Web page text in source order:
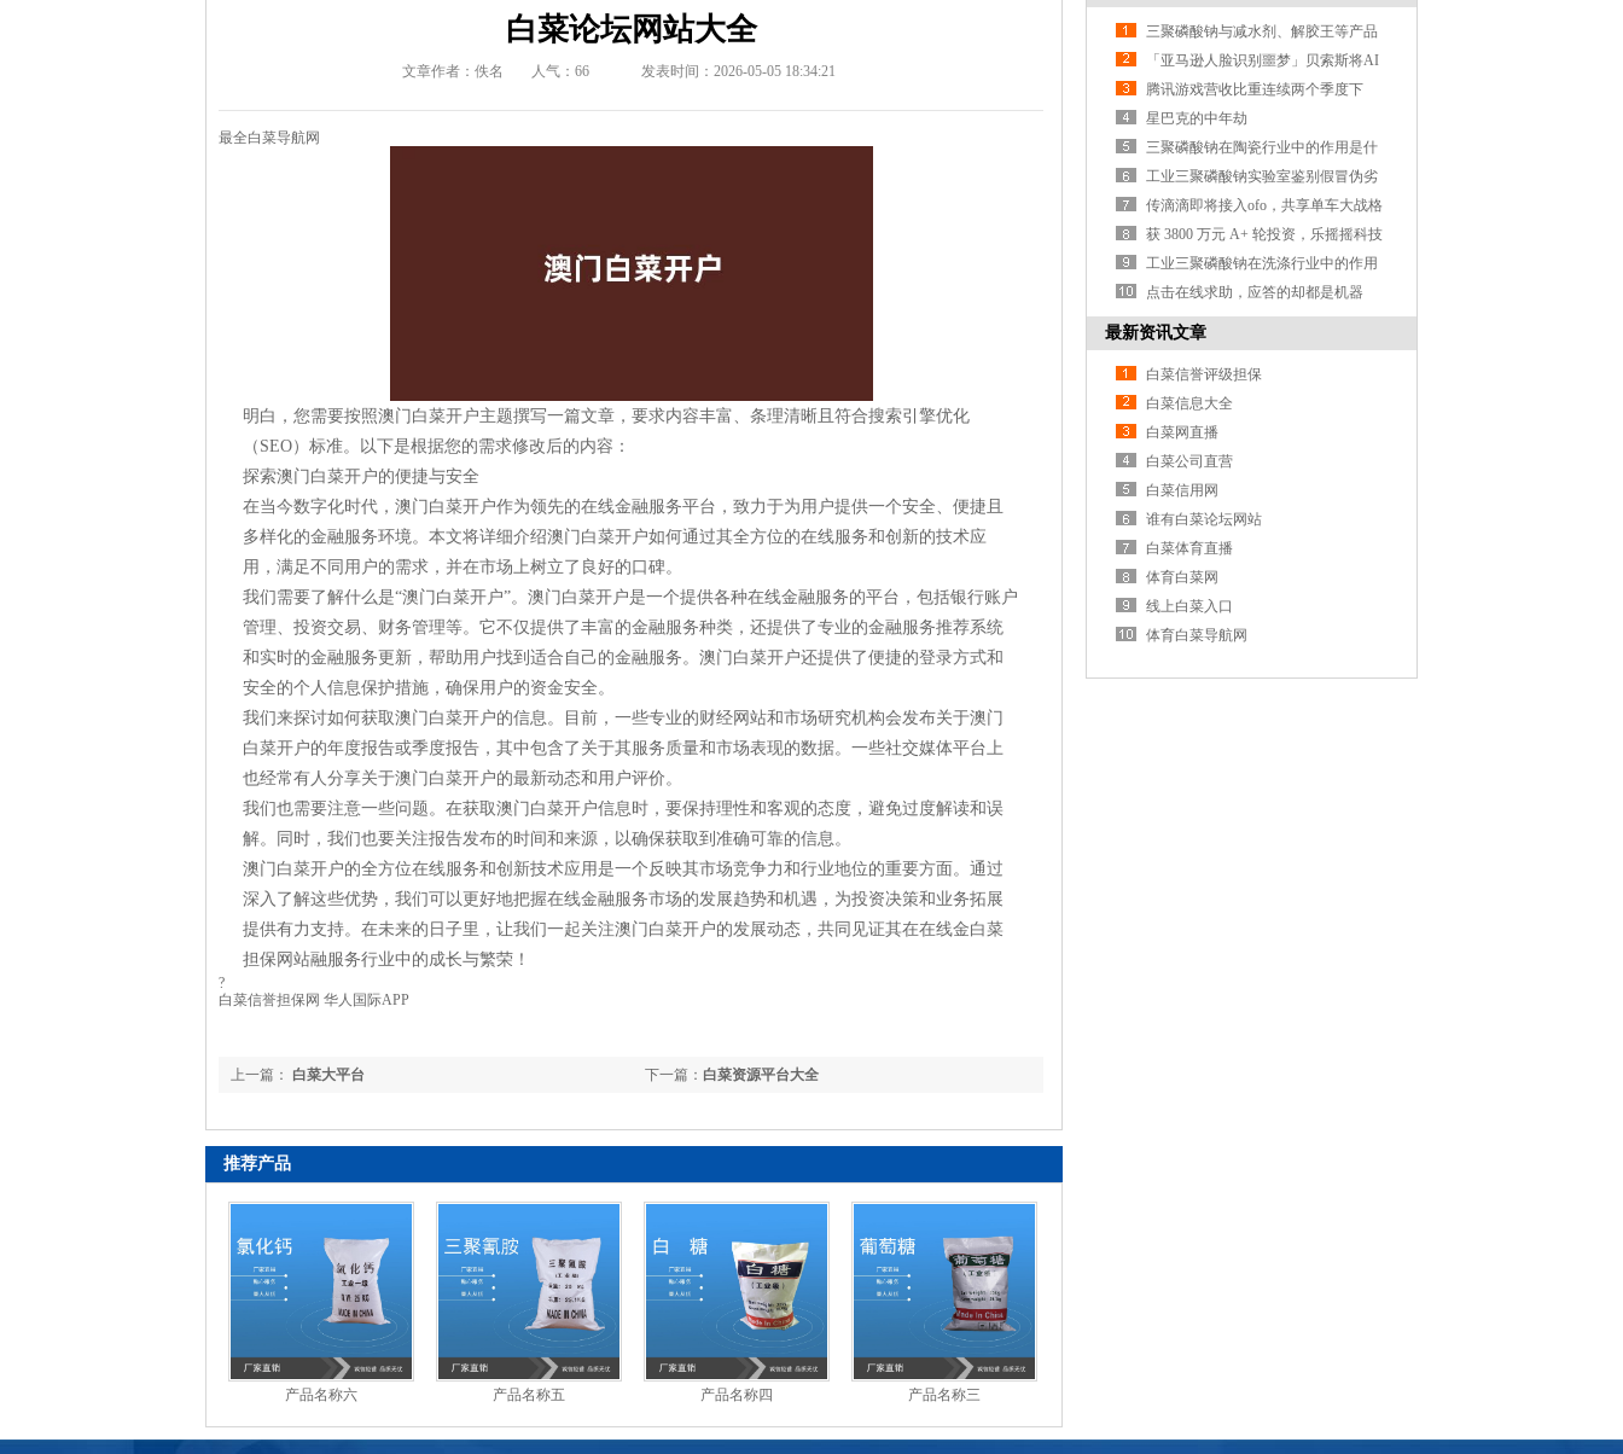
白菜论坛网站大全
文章作者：佚名 人气： 66 发表时间：2026-05-05 18:34:21
最全白菜导航网
明白，您需要按照澳门白菜开户主题撰写一篇文章，要求内容丰富、条理清晰且符合搜索引擎优化
（SEO）标准。以下是根据您的需求修改后的内容：
探索澳门白菜开户的便捷与安全
在当今数字化时代，澳门白菜开户作为领先的在线金融服务平台，致力于为用户提供一个安全、便捷且
多样化的金融服务环境。本文将详细介绍澳门白菜开户如何通过其全方位的在线服务和创新的技术应
用，满足不同用户的需求，并在市场上树立了良好的口碑。
我们需要了解什么是“澳门白菜开户”。澳门白菜开户是一个提供各种在线金融服务的平台，包括银行账户
管理、投资交易、财务管理等。它不仅提供了丰富的金融服务种类，还提供了专业的金融服务推荐系统
和实时的金融服务更新，帮助用户找到适合自己的金融服务。澳门白菜开户还提供了便捷的登录方式和
安全的个人信息保护措施，确保用户的资金安全。
我们来探讨如何获取澳门白菜开户的信息。目前，一些专业的财经网站和市场研究机构会发布关于澳门
白菜开户的年度报告或季度报告，其中包含了关于其服务质量和市场表现的数据。一些社交媒体平台上
也经常有人分享关于澳门白菜开户的最新动态和用户评价。
我们也需要注意一些问题。在获取澳门白菜开户信息时，要保持理性和客观的态度，避免过度解读和误
解。同时，我们也要关注报告发布的时间和来源，以确保获取到准确可靠的信息。
澳门白菜开户的全方位在线服务和创新技术应用是一个反映其市场竞争力和行业地位的重要方面。通过
深入了解这些优势，我们可以更好地把握在线金融服务市场的发展趋势和机遇，为投资决策和业务拓展
提供有力支持。在未来的日子里，让我们一起关注澳门白菜开户的发展动态，共同见证其在在线金白菜
担保网站融服务行业中的成长与繁荣！
?
白菜信誉担保网 华人国际APP
下一篇： 白菜资源平台大全
上一篇： 白菜大平台
推荐产品
产品名称六 产品名称五 产品名称四 产品名称三
三聚磷酸钠与减水剂、解胶王等产品
的区别？
「亚马逊人脸识别噩梦」贝索斯将AI
武器化遭大规模抗议
腾讯游戏营收比重连续两个季度下
降，支付、云计算等业务营收涨3
星巴克的中年劫
三聚磷酸钠在陶瓷行业中的作用是什
么？
工业三聚磷酸钠实验室鉴别假冒伪劣
产品的方法？
传滴滴即将接入ofo，共享单车大战格
局或生变
获 3800 万元 A+ 轮投资，乐摇摇科技
利用抓娃娃机做线
工业三聚磷酸钠在洗涤行业中的作用
是什么？
点击在线求助，应答的却都是机器
人，这样真的好吗？
最新资讯文章
白菜信誉评级担保
白菜信息大全
白菜网直播
白菜公司直营
白菜信用网
谁有白菜论坛网站
白菜体育直播
体育白菜网
线上白菜入口
体育白菜导航网